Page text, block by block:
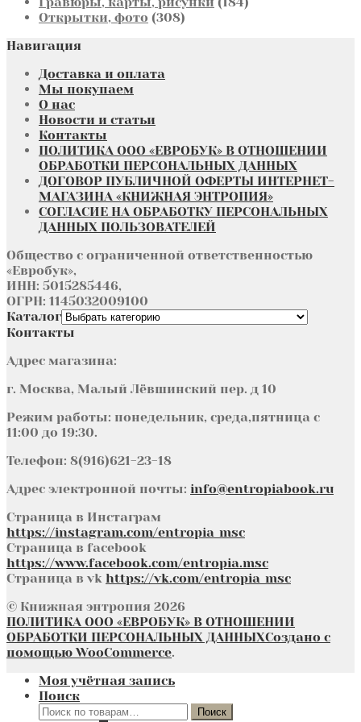
Открытки, фото 308308
Навигация
Доставка и оплата
Мы покупаем
О нас
Новости и статьи
Контакты
ПОЛИТИКА ООО «ЕВРОБУК» В ОТНОШЕНИИ
ОБРАБОТКИ ПЕРСОНАЛЬНЫХ ДАННЫХ
ДОГОВОР ПУБЛИЧНОЙ ОФЕРТЫ ИНТЕРНЕТ-
МАГАЗИНА «КНИЖНАЯ ЭНТРОПИЯ»
СОГЛАСИЕ НА ОБРАБОТКУ ПЕРСОНАЛЬНЫХ
ДАННЫХ ПОЛЬЗОВАТЕЛЕЙ
Общество с ограниченной ответственностью
«Евробук»,
ИНН: 5015285446,
ОГРН: 1145032009100
Каталог
Контакты
Адрес магазина:
г. Москва, Малый Лёвшинский пер. д 10
Режим работы: понедельник, среда,пятница с
11:00 до 19:30.
Телефон: 8(916)621-23-18
Адрес электронной почты: info@entropiabook.ru
Страница в Инстаграм
https://instagram.com/entropia_msc
Страница в facebook
https://www.facebook.com/entropia.msc
Страница в vk https://vk.com/entropia_msc
© Книжная энтропия 2026
ПОЛИТИКА ООО «ЕВРОБУК» В ОТНОШЕНИИ
ОБРАБОТКИ ПЕРСОНАЛЬНЫХ ДАННЫХСоздано с
помощью WooCommerce.
Моя учётная запись
Поиск
Искать:
Поиск